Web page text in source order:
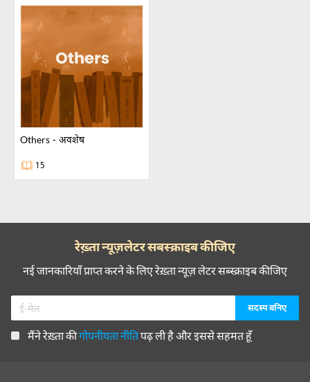
others - अवशेष
15
रेख़्ता न्यूज़लेटर सबस्क्राइब कीजिए
नई जानकारियाँ प्राप्त करने के लिए रेख़्ता न्यूज़ लेटर सब्स्क्राइब कीजिए
मैंने रेख़्ता कीगोपनीयता नीतिपढ़ ली है और इससे सहमत हूँ